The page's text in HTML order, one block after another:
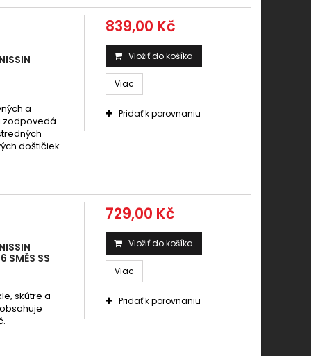
a
zodpovedá
doštičiek
839,00 Kč
Vložiť do košíka
Viac
Pridať k porovnaniu
SMĚS SS
skútre a
729,00 Kč
Vložiť do košíka
Viac
Pridať k porovnaniu